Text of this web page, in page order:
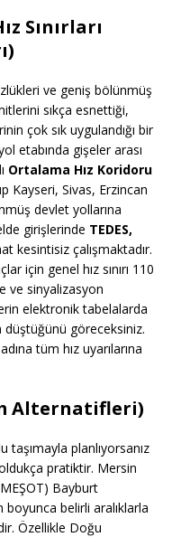
Sınırları
ve geniş bölünmüş
sıkça esnettiği,
çok sık uygulandığı bir
etabında gişeler arası
Ortalama Hız Koridoru
Kayseri, Sivas, Erzincan
devlet yollarına
girişlerinde TEDES,
kesintisiz çalışmaktadır.
için genel hız sınırı 110
ve sinyalizasyon
elektronik tabelalarda
düştüğünü göreceksiniz.
tüm hız uyarılarına
Alternatifleri)
taşımayla planlıyorsanız
pratiktir. Mersin
Bayburt
boyunca belirli aralıklarla
Özellikle Doğu